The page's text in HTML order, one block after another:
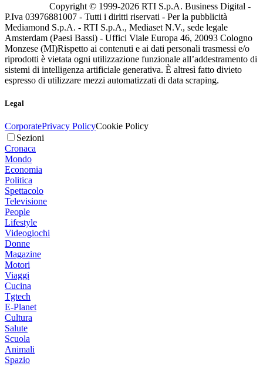
Copyright © 1999-2026 RTI S.p.A. Business Digital -
P.Iva 03976881007 - Tutti i diritti riservati - Per la pubblicità
Mediamond S.p.A. - RTI S.p.A., Mediaset N.V., sede legale
Amsterdam (Paesi Bassi) - Uffici Viale Europa 46, 20093 Cologno
Monzese (MI)Rispetto ai contenuti e ai dati personali trasmessi e/o
riprodotti è vietata ogni utilizzazione funzionale all’addestramento di
sistemi di intelligenza artificiale generativa. È altresì fatto divieto
espresso di utilizzare mezzi automatizzati di data scraping.
Legal
CorporatePrivacy PolicyCookie Policy
Sezioni
Cronaca
Mondo
Economia
Politica
Spettacolo
Televisione
People
Lifestyle
Videogiochi
Donne
Magazine
Motori
Viaggi
Cucina
Tgtech
E-Planet
Cultura
Salute
Scuola
Animali
Spazio